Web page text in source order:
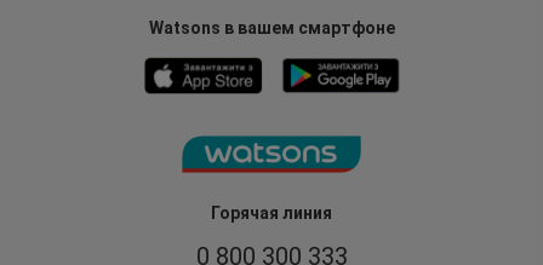
Горячая линия
0 800 300 333
Watsons в вашем смартфоне